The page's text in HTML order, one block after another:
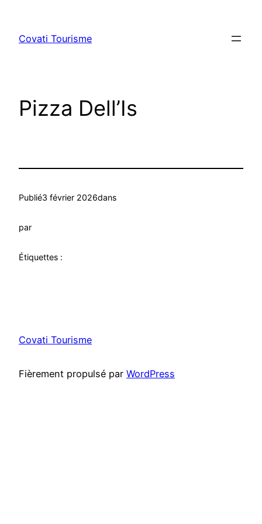
contenu
Covati Tourisme
Pizza Dell’Is
Publié3 février 2026dans
par
Étiquettes :
Covati Tourisme
Fièrement propulsé par WordPress